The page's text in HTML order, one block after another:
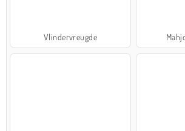
Vlindervreugde